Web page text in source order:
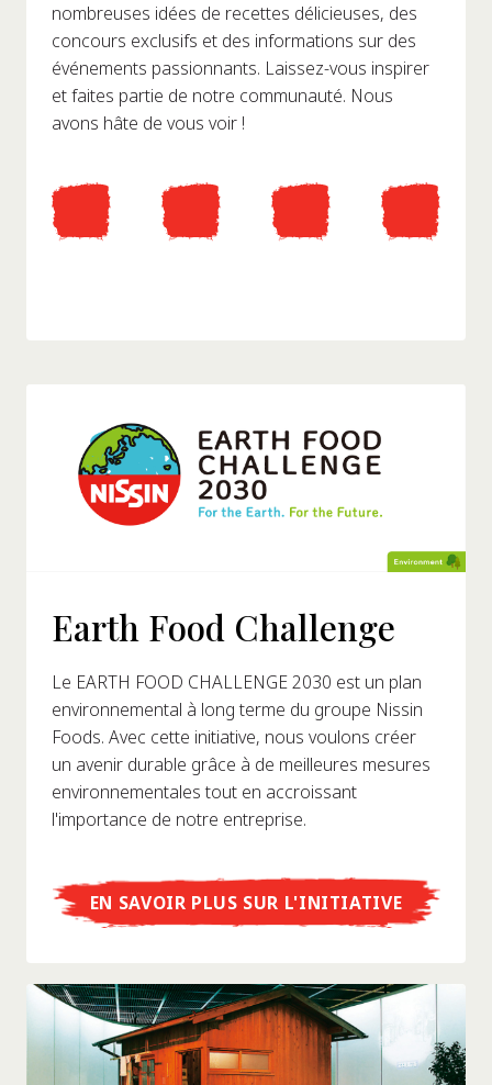
nombreuses idées de recettes délicieuses, des
concours exclusifs et des informations sur des
événements passionnants. Laissez-vous inspirer
et faites partie de notre communauté. Nous
avons hâte de vous voir !
Earth Food Challenge
Le EARTH FOOD CHALLENGE 2030 est un plan
environnemental à long terme du groupe Nissin
Foods. Avec cette initiative, nous voulons créer
un avenir durable grâce à de meilleures mesures
environnementales tout en accroissant
l'importance de notre entreprise.
EN SAVOIR PLUS SUR L'INITIATIVE